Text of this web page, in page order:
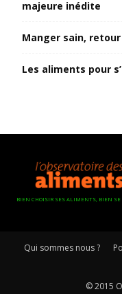
majeure inédite
Manger sain,
Les aliments pour
BIEN CHOISIR SES ALIMENTS, BIEN SE
Qui sommes nous ?
© 2015